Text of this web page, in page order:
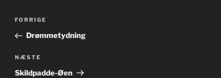
Indlægsnavigation
Forrige
indlæg
FORRIGE
Drømmetydning
Næste
indlæg
NÆSTE
Skildpadde-Øen